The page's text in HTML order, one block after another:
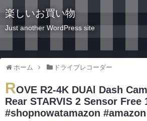
楽しいお買い物
Just another WordPress site
ホーム ドライブレコーダー
ROVE R2-4K DUAl Dash
Rear STARVIS 2 Sensor Free
#shopnowatamazon #amazon